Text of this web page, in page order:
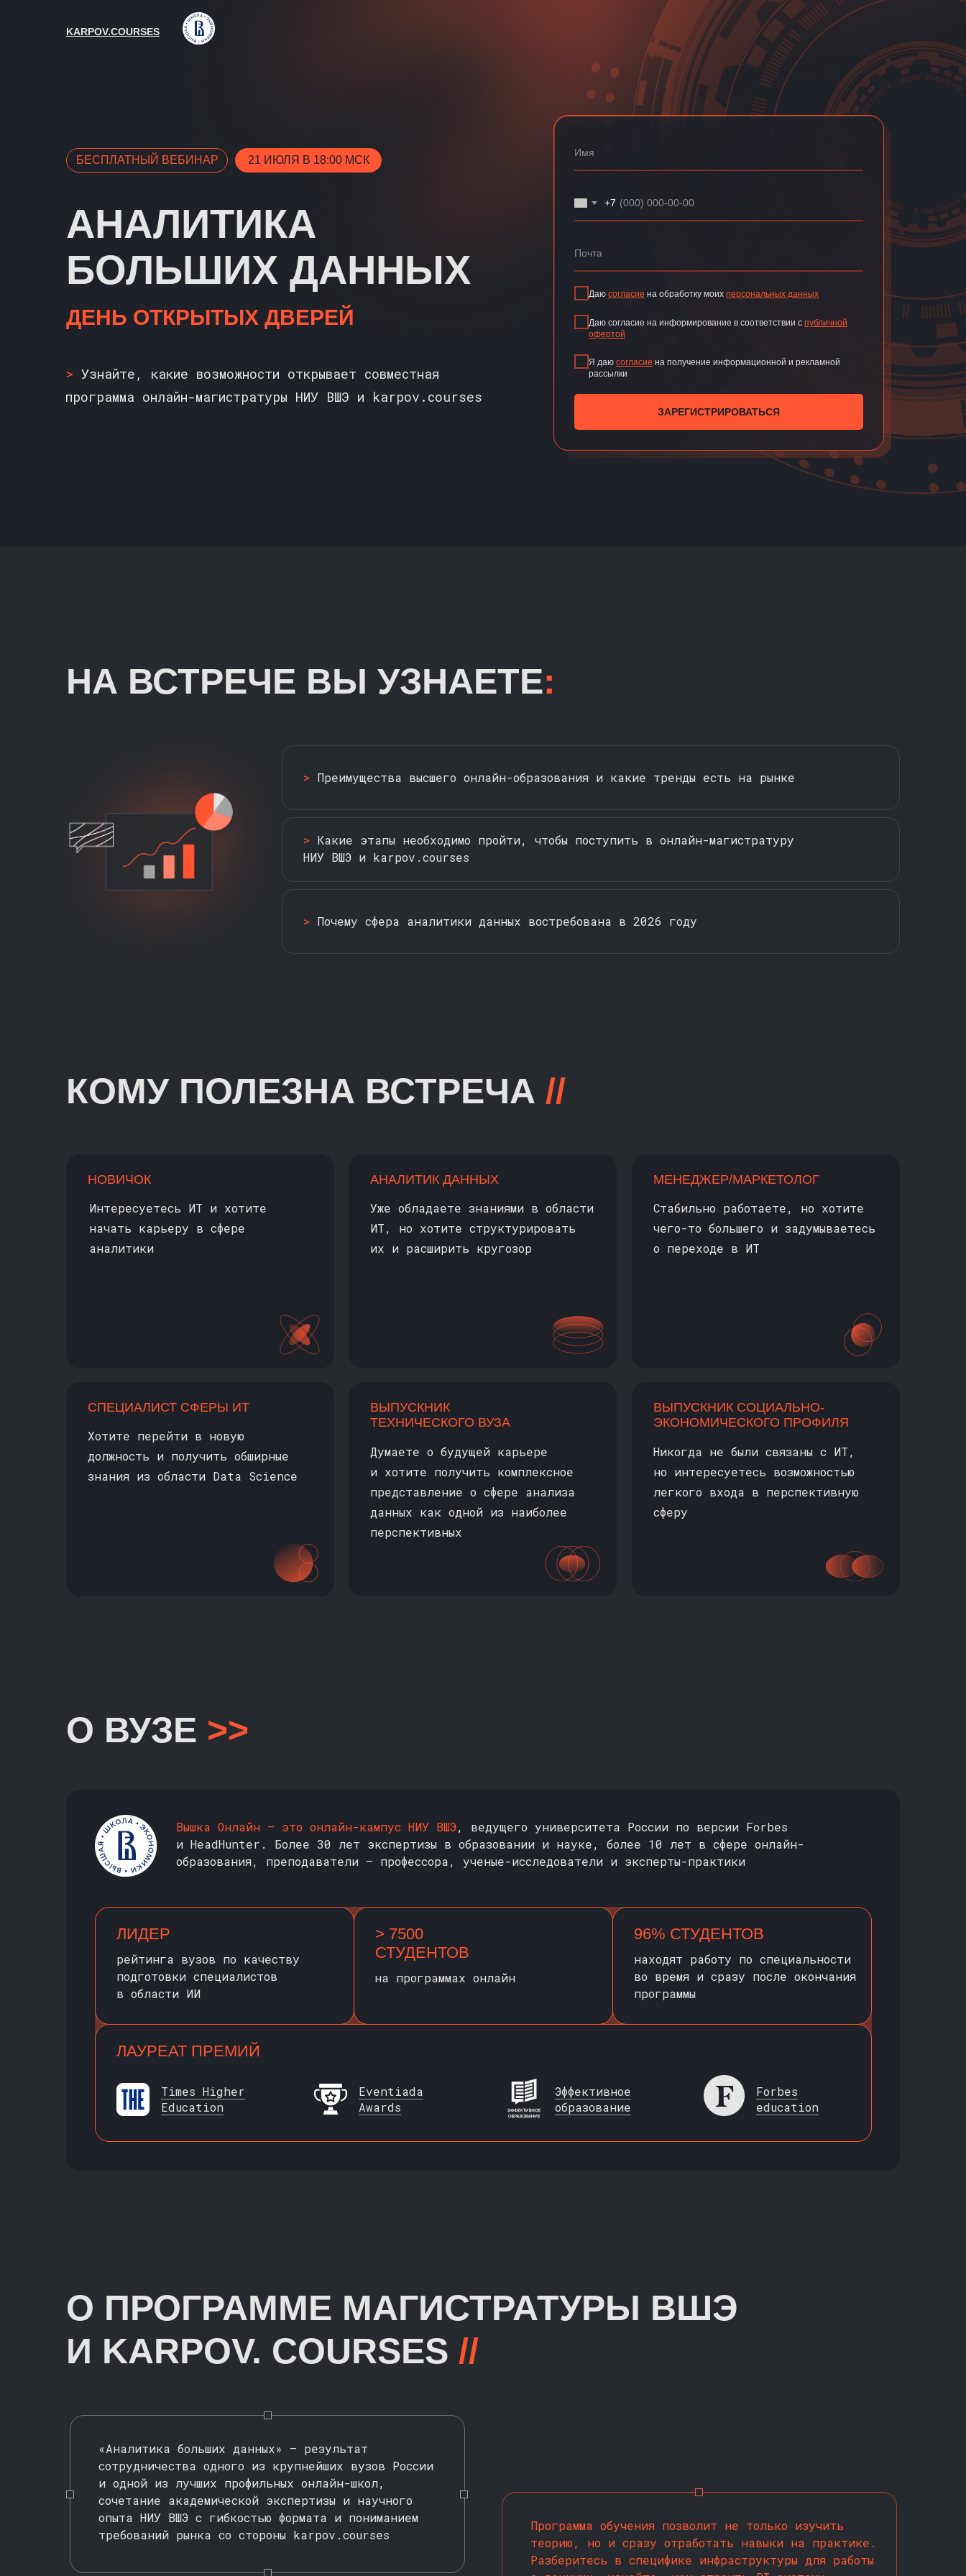
KARPOV.COURSES
АНАЛИТИКА
БОЛЬШИХ ДАННЫХ
> Узнайте, какие возможности открывает совместная
программа онлайн-магистратуры НИУ ВШЭ и karpov.courses
БЕСПЛАТНЫЙ ВЕБИНАР 21 ИЮЛЯ В 18:00 МСК
+7
Даю согласие на обработку моих персональных данных
Даю согласие на информирование в соответствии с публичной
офертой
Я даю согласие на получение информационной и рекламной
рассылки
ЗАРЕГИСТРИРОВАТЬСЯ
ДЕНЬ ОТКРЫТЫХ ДВЕРЕЙ
НА ВСТРЕЧЕ ВЫ УЗНАЕТЕ:
> Преимущества высшего онлайн-образования и какие тренды есть на рынке
> Какие этапы необходимо пройти, чтобы поступить в онлайн-магистратуру
НИУ ВШЭ и karpov.courses
> Почему сфера аналитики данных востребована в 2026 году
КОМУ ПОЛЕЗНА ВСТРЕЧА //
Интересуетесь ИТ и хотите
начать карьеру в сфере
аналитики
Уже обладаете знаниями в области
ИТ, но хотите структурировать
их и расширить кругозор
АНАЛИТИК ДАННЫХ
Стабильно работаете, но хотите
чего-то большего и задумываетесь
о переходе в ИТ
МЕНЕДЖЕР/МАРКЕТОЛОГ
НОВИЧОК
Хотите перейти в новую
должность и получить обширные
знания из области Data Science
Думаете о будущей карьере
и хотите получить комплексное
представление о сфере анализа
данных как одной из наиболее
перспективных
ВЫПУСКНИК
ТЕХНИЧЕСКОГО ВУЗА
Никогда не были связаны с ИТ,
но интересуетесь возможностью
легкого входа в перспективную
сферу
ВЫПУСКНИК СОЦИАЛЬНО-
ЭКОНОМИЧЕСКОГО ПРОФИЛЯ
СПЕЦИАЛИСТ СФЕРЫ ИТ
О ВУЗЕ >>
рейтинга вузов по качеству
подготовки специалистов
в области ИИ
на программах онлайн
находят работу по специальности
во время и сразу после окончания
программы
Forbes
education
Эффективное
образование
Eventiada
Awards
Times Higher
Education
Вышка Онлайн — это онлайн-кампус НИУ ВШЭ, ведущего университета России по версии Forbes
и HeadHunter. Более 30 лет экспертизы в образовании и науке, более 10 лет в сфере онлайн-
образования, преподаватели — профессора, ученые-исследователи и эксперты-практики
96% СТУДЕНТОВ
> 7500
СТУДЕНТОВ
ЛАУРЕАТ ПРЕМИЙ
ЛИДЕР
О ПРОГРАММЕ МАГИСТРАТУРЫ ВШЭ
И KARPOV. COURSES //
«Аналитика больших данных» — результат
сотрудничества одного из крупнейших вузов России
и одной из лучших профильных онлайн-школ,
сочетание академической экспертизы и научного
опыта НИУ ВШЭ с гибкостью формата и пониманием
требований рынка со стороны karpov.courses
Программа обучения позволит не только изучить
теорию, но и сразу отработать навыки на практике.
Разберитесь в специфике инфраструктуры для работы